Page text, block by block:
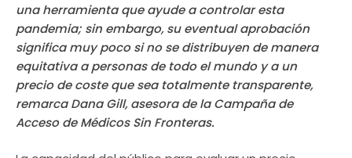
una herramienta que ayude a controlar esta
pandemia; sin embargo, su eventual aprobación
significa muy poco si no se distribuyen de manera
equitativa a personas de todo el mundo y a un
precio de coste que sea totalmente transparente,
remarca Dana Gill, asesora de la Campaña de
Acceso de Médicos Sin Fronteras.